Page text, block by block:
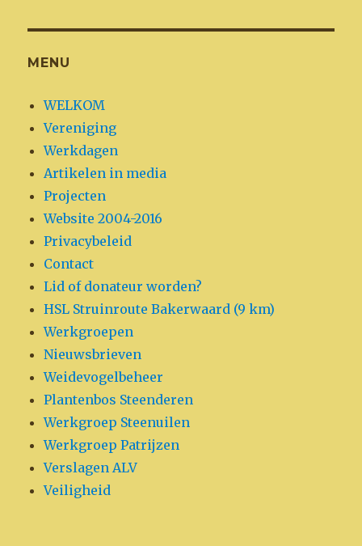
MENU
WELKOM
Vereniging
Werkdagen
Artikelen in media
Projecten
Website 2004-2016
Privacybeleid
Contact
Lid of donateur worden?
HSL Struinroute Bakerwaard (9 km)
Werkgroepen
Nieuwsbrieven
Weidevogelbeheer
Plantenbos Steenderen
Werkgroep Steenuilen
Werkgroep Patrijzen
Verslagen ALV
Veiligheid